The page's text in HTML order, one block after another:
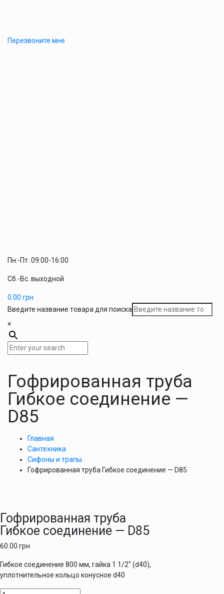
Перезвоните мне
Пн.-Пт. 09:00-16:00
Сб.-Вс. выходной
0.00 грн
Введите название товара для поиска
×
Гофрированная труба
Гибкое соединение —
D85
Главная
Сантехника
Сифоны и трапы
Гофрированная труба Гибкое соединение — D85
Гофрированная труба
Гибкое соединение — D85
60.00 грн
Гибкое соединение 800 мм, гайка 1 1/2″ (d40),
уплотнительное кольцо конусное d40